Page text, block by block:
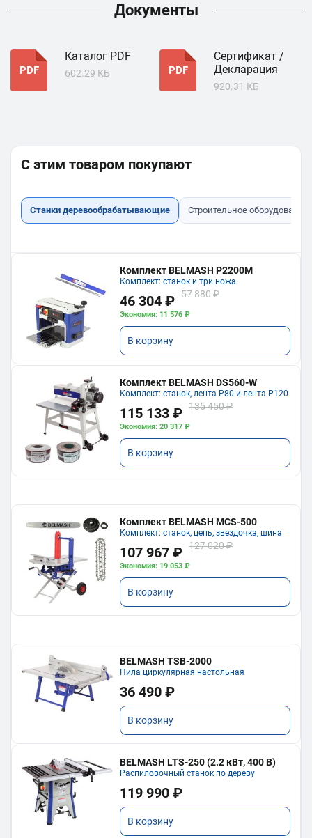
Документы
PDF
Каталог PDF
602.29 КБ PDF
Сертификат /
Декларация
920.31 КБ
С этим товаром покупают
Станки деревообрабатывающие Строительное оборудование
Комплект BELMASH P2200M
Комплект: станок и три ножа
46 304 ₽ 57 880 ₽
Экономия: 11 576 ₽
В корзину
Комплект BELMASH DS560-W
Комплект: станок, лента P80 и лента P120
115 133 ₽ 135 450 ₽
Экономия: 20 317 ₽
В корзину
Комплект BELMASH MCS-500
Комплект: станок, цепь, звездочка, шина
107 967 ₽ 127 020 ₽
Экономия: 19 053 ₽
В корзину
BELMASH TSB-2000
Пила циркулярная настольная
36 490 ₽
В корзину
BELMASH LTS-250 (2.2 кВт, 400 В)
Распиловочный станок по дереву
119 990 ₽
В корзину